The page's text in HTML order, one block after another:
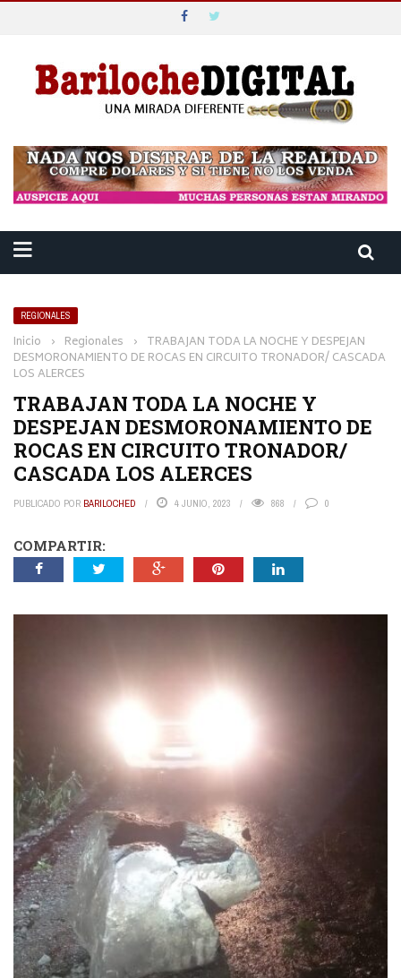
REGIONALES
Inicio › Regionales › TRABAJAN TODA LA NOCHE Y DESPEJAN
DESMORONAMIENTO DE ROCAS EN CIRCUITO TRONADOR/ CASCADA
LOS ALERCES
TRABAJAN TODA LA NOCHE Y
DESPEJAN DESMORONAMIENTO DE
ROCAS EN CIRCUITO TRONADOR/
CASCADA LOS ALERCES
PUBLICADO POR BARILOCHED 4 JUNIO, 2023 868 0
COMPARTIR: